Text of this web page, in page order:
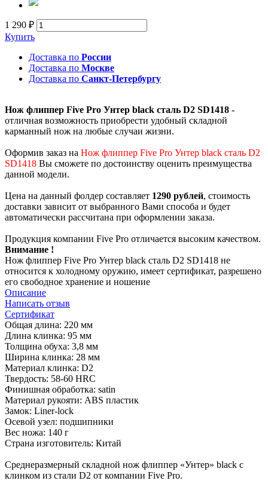
1 290 ₽
Купить
Доставка по России
Доставка по Москве
Доставка по Санкт-Петербургу
Нож флиппер Five Pro Унтер black сталь D2 SD1418 -
отличная возможность приобрести удобный складной
карманный нож на любые случаи жизни.
Оформив заказ на Нож флиппер Five Pro Унтер black сталь D2
SD1418 Вы сможете по достоинству оценить преимущества
данной модели.
Цена на данный фолдер составляет 1290 рублей, стоимость
доставки зависит от выбранного Вами способа и будет
автоматически рассчитана при оформлении заказа.
Продукция компании Five Pro отличается высоким качеством.
Внимание !
Нож флиппер Five Pro Унтер black сталь D2 SD1418 не
относится к холодному оружию, имеет сертификат, разрешено
его свободное хранение и ношение
Описание
Написать отзыв
Сертификат
Общая длина: 220 мм
Длина клинка: 95 мм
Толщина обуха: 3,8 мм
Ширина клинка: 28 мм
Материал клинка: D2
Твердость: 58-60 HRC
Финишная обработка: satin
Материал рукояти: ABS пластик
Замок: Liner-lock
Осевой узел: подшипники
Вес ножа: 140 г
Страна изготовитель: Китай
Среднеразмерный складной нож флиппер «Унтер» black с
клинком из стали D2 от компании Five Pro.